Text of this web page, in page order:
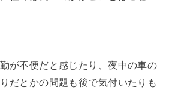
が不便だと感じたり、夜中の車の
だとかの問題も後で気付いたりも